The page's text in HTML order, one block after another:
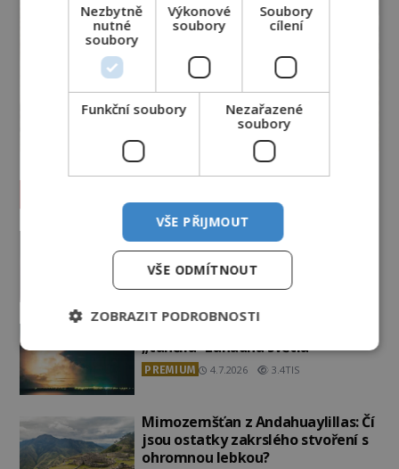
Podivné události roku 2023: Jsou
Američané v obležení UFO?
PREMIUM 27.7.2026
„tančila“ záhadná světla
PREMIUM 4.7.2026 3.4TIS
Mimozemšťan z Andahuaylillas: Čí
jsou ostatky zakrslého stvoření s
ohromnou lebkou?
Nezbytně
nutné
soubory
Výkonové
soubory
Soubory
cílení
Funkční soubory
Nezařazené
soubory
VŠE PŘIJMOUT
VŠE ODMÍTNOUT
ZOBRAZIT PODROBNOSTI